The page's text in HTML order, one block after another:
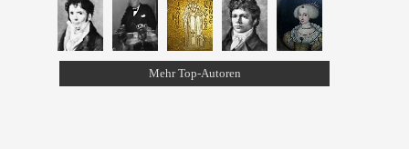
Mehr Top-Autoren